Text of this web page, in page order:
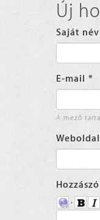
Új
Saját név
E-mail *
A mező
Weboldal